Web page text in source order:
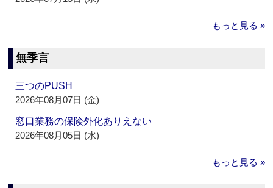
もっと見る »
無季言
三つのPUSH
2026年08月07日 (金)
窓口業務の保険外化ありえない
2026年08月05日 (水)
もっと見る »